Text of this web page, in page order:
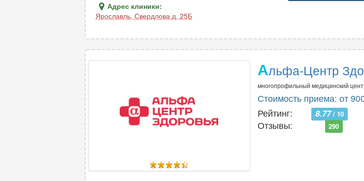
Адрес клиники:
Ярославль, Свердлова д. 25Б
Альфа-Центр
многопрофильный медицинский
Стоимость приема: от
Рейтинг:
8.77/ 10
Отзывы: 290